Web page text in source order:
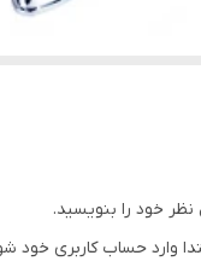
خود را بنویسید.
وارد حساب کاربری خود